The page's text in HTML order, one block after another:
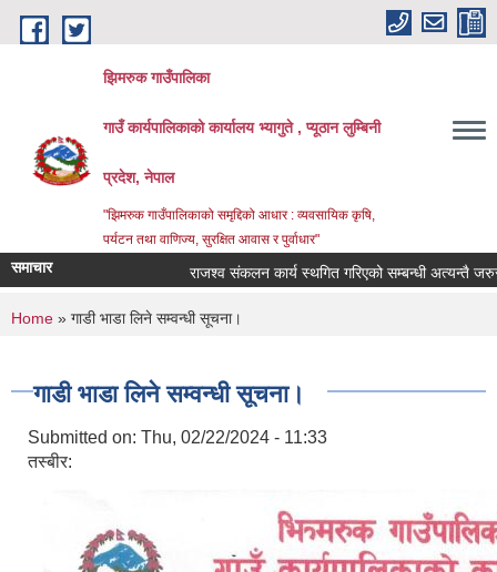
Skip to main content
झिमरुक गाउँपालिका
गाउँ कार्यपालिकाको कार्यालय भ्यागुते , प्यूठान लुम्बिनी
प्रदेश, नेपाल
"झिमरुक गाउँपालिकाको समृद्दिको आधार : व्यवसायिक कृषि,
पर्यटन तथा वाणिज्य, सुरक्षित आवास र पुर्वाधार"
समाचार राजश्व संकलन कार्य स्थगित गरिएको सम्बन्धी अत्यन्तै जरुरी
You are here
Home » गाडी भाडा लिने सम्वन्धी सूचना।
गाडी भाडा लिने सम्वन्धी सूचना।
Submitted on: Thu, 02/22/2024 - 11:33
तस्बीर: